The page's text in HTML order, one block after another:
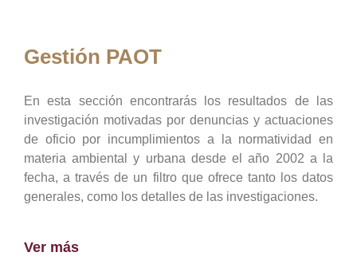
Gestión PAOT
En esta sección encontrarás los resultados de las
investigación motivadas por denuncias y actuaciones
de oficio por incumplimientos a la normatividad en
materia ambiental y urbana desde el año 2002 a la
fecha, a través de un filtro que ofrece tanto los datos
generales, como los detalles de las investigaciones.
Ver más